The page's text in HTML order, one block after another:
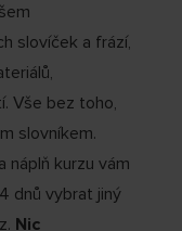
slovíček a frází,
Vše bez toho,
slovníkem.
náplň kurzu vám
dnů vybrat jiný
Nic